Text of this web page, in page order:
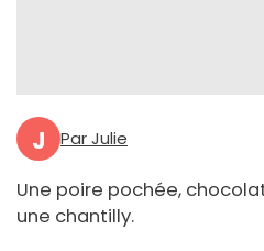
J Par Julie
Une poire pochée,
une chantilly.